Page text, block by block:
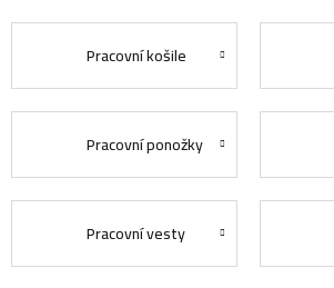
Pracovní košile
Pracovní ponožky
Pracovní vesty